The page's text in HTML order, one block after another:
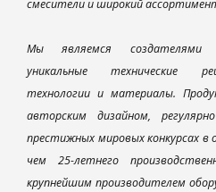
смесители и широкий
Мы являемся создателями
уникальные технические
технологии и материалы.
авторским дизайном,
престижных мировых конкурсах в
чем 25-летнего
крупнейшим производителем